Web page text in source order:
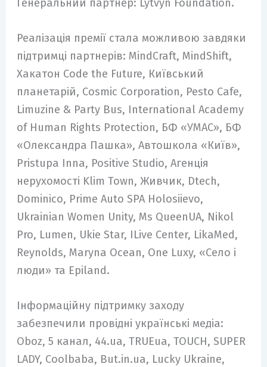
Генеральний партнер: Lytvyn Foundation.
Реалізація премії стала можливою завдяки
підтримці партнерів: MindCraft, MindShift,
Хакатон Code the Future, Київський
планетарій, Cosmic Corporation, Pesto Cafe,
Limuzine & Party Bus, International Academy
of Human Rights Protection, БФ «УМАС», БФ
«Олександра Пашка», Автошкола «Київ»,
Pristupa Inna, Positive Studio, Агенція
нерухомості Klim Town, Живчик, Dtech,
Dominico, Prime Auto SPA Holosiievo,
Ukrainian Women Unity, Ms QueenUA, Nikol
Pro, Lumen, Ukie Star, ILive Center, LikaMed,
Reynolds, Maryna Ocean, One Luxy, «Село і
люди» та Epiland.
Інформаційну підтримку заходу
забезпечили провідні українські медіа:
Oboz, 5 канал, 44.ua, TRUEua, TOUCH, SUPER
LADY, Coolbaba, But.in.ua, Lucky Ukraine,